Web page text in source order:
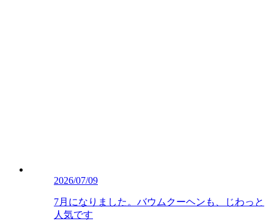
2026/07/09
7月になりました。バウムクーヘンも、じわっと
人気です